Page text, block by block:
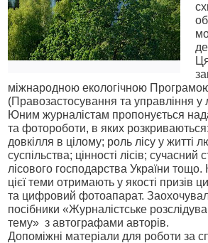
міжнародною екологічною
(Правозастосування та управління у
Юним журналістам пропонується
та фотороботи, в яких розкриваються:
довкілля в цілому; роль лісу у житті
суспільства; цінності лісів;
лісового господарства України тощо.
цієї теми отримають у якості призів
та цифровий фотоапарат.
посібники «Журналістське
тему» з автографами авторів.
Допоміжні матеріали для роботи за